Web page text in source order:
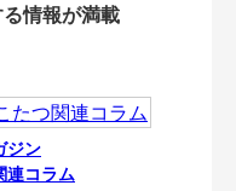
情報が満載
ジン
連コラム